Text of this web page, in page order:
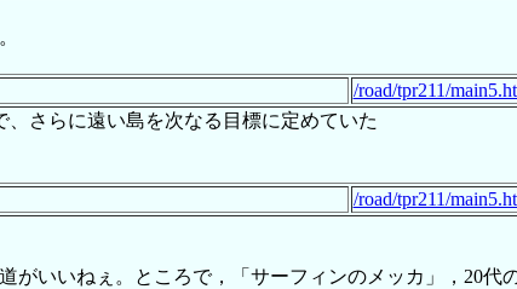
/road/tpr211/
さらに遠い島を次なる目標に定めていた
/road/tpr211/
がいいねぇ。ところで，「サーフィンのメッカ」，20